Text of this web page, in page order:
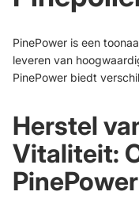
PinePower is een
leveren van
PinePower biedt
Herstel
Vitaliteit:
PinePower